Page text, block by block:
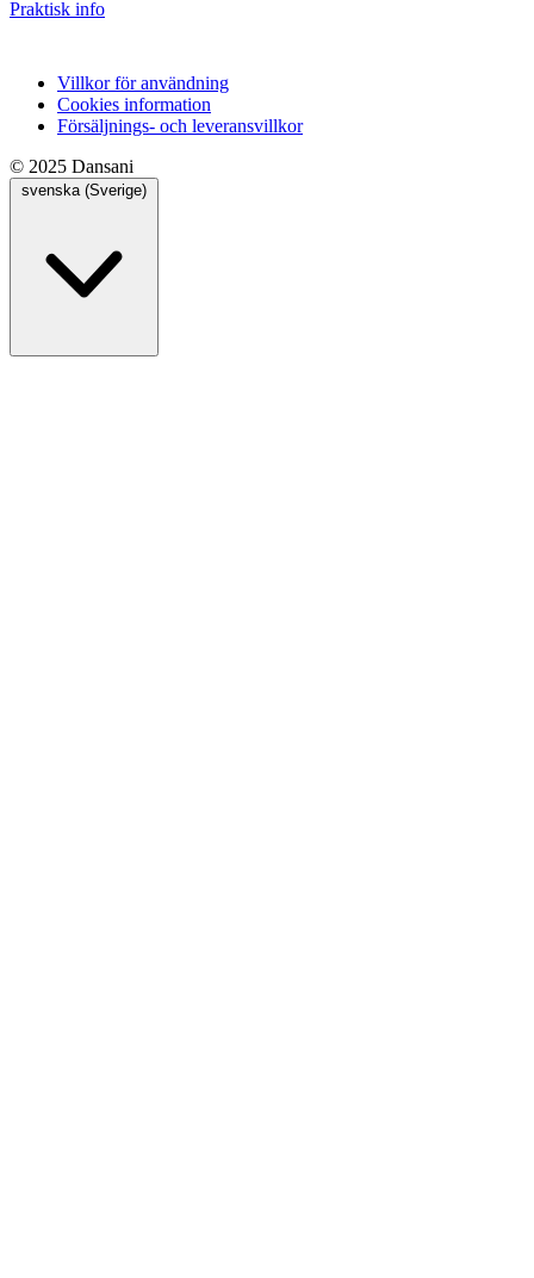
Praktisk info
Villkor för användning
Cookies information
Försäljnings- och leveransvillkor
© 2025 Dansani
svenska (Sverige)